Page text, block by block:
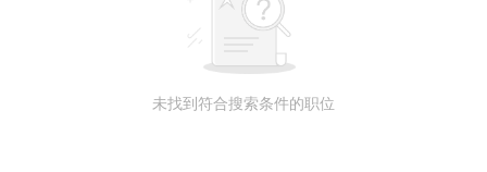
未找到符合搜索条件的职位